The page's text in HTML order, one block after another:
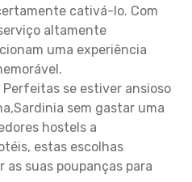
cativá-lo. Com
altamente
uma experiência
Perfeitas se estiver ansioso
sem gastar uma
hostels a
estas escolhas
suas poupanças para